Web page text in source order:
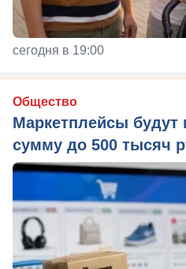
сегодня в 19:00
Общество
Маркетплейсы
сумму до 500 тысяч